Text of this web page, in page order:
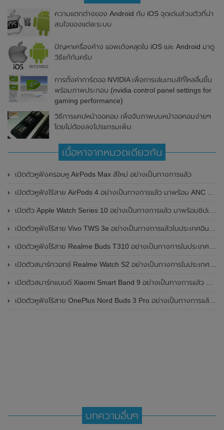
ความแตกต่างของ Android กับ iOS จุดเด่นส่วนตัวที่น่า
สนใจของแต่ละระบบ
ปัญหาเครื่องค้าง แอพเด้งหลุดใน iOS และ Android มาดู
วิธีแก้กันครับ
การตั้งค่าการ์ดจอ NVIDIA เพื่อการเล่นเกมส์ที่ไหลลื่นขึ้น
พร้อมภาพประกอบ (nvidia control panel settings for
gaming performance)
วิธีการแคปหน้าจอคอม เพื่อจับภาพบนหน้าจอคอมง่ายๆ
โดยไม่ต้องลงโปรแกรมเพิ่ม
เนื้อหาจากหมวดเดียวกัน
เปิดตัวหูฟังครอบหู AirPods Max สีใหม่ อย่างเป็นทางการแล้ว
เปิดตัวหูฟังไร้สาย AirPods 4 อย่างเป็นทางการแล้ว มาพร้อม ANC และฟีเจอร์ใหม่มากมาย
เปิดตัว Apple Watch Series 10 อย่างเป็นทางการแล้ว มาพร้อมชิปเซ็ตรุ่น S10
เปิดตัวหูฟังไร้สาย Vivo TWS 3e อย่างเป็นทางการแล้วในประเทศอินเดีย มาพร้อมระบบตัดเสียงรบกวน ANC ที่ 30dB , ป้องกันฝุ่นและกันน้ำที่ระดับ IP54 , แบตเตอรี่สามารถใช้งานนานสูงสุด 36 ชั่วโมง
เปิดตัวหูฟังไร้สาย Realme Buds T310 อย่างเป็นทางการในประเทศอินเดีย มาพร้อมระบบตัดเสียงรบกวน ANC สูงสุด 46dB , เสียงรอบทิศทาง 360 องศา , แบตเตอรี่สามารถใช้งานได้นานสูงสุด 40 ชั่วโมง
เปิดตัวสมาร์ทวอทช์ Realme Watch S2 อย่างเป็นทางการในประเทศอินเดีย มาพร้อมตัวเรือนสแตนเลสสตีล , หน้าจอแสดงผล AMOLED ขนาด 1.43 นิ้ว , แบตเตอรี่ขนาดใหญ่ใช้งานได้นาน 20 วัน และรองรับคำสั่งเสียง Super AI Engine ที่ขับเคลื่อนโดย ChatGPT
เปิดตัวสมาร์ทแบนด์ Xiaomi Smart Band 9 อย่างเป็นทางการแล้ว มาพร้อมหน้าจอ AMOLED ขนาด 1.62 นิ้ว , ตัวเรือนเป็นโลหะ และแบตเตอรี่สุดอึดสามารถใช้งานได้นานถึง 21 วัน
เปิดตัวหูฟังไร้สาย OnePlus Nord Buds 3 Pro อย่างเป็นทางการแล้ว มาพร้อมระบบตัดเสียงรบกวน (ANC) สามารถลดเสียงรบกวนได้ 49dB และแบตเตอรี่สุดอึดใช้งานได้นานสูงสุดถึง 44 ชั่วโมง
บทความอื่นๆ